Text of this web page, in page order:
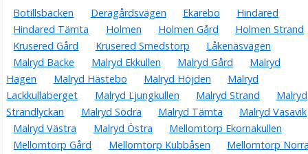
Botillsbacken Deragårdsvägen Ekarebo
Hindared
Hindared Tämta
Holmen Holmen Gård
Holmen Strand
Krusered Gård
Krusered Smedstorp
Låkenäsvägen
Malryd Backe
Malryd Ekkullen Malryd Gård
Malryd
Hagen
Malryd Hästebo Malryd Höjden
Malryd
Lackkullaberget
Malryd Ljungkullen Malryd Strand
Malryd
Strandlyckan
Malryd Södra Malryd Tämta
Malryd Vasavik
Malryd Västra
Malryd Östra
Mellomtorp Ekornakullen
Mellomtorp Gård
Mellomtorp Kubbåsen
Mellomtorp